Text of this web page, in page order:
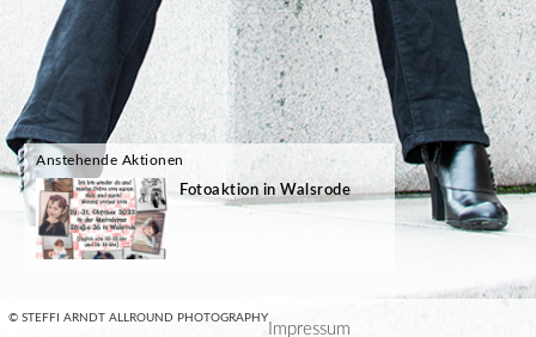
Anstehende Aktionen
Fotoaktion in Walsrode
© STEFFI ARNDT ALLROUND PHOTOGRAPHY
Impressum